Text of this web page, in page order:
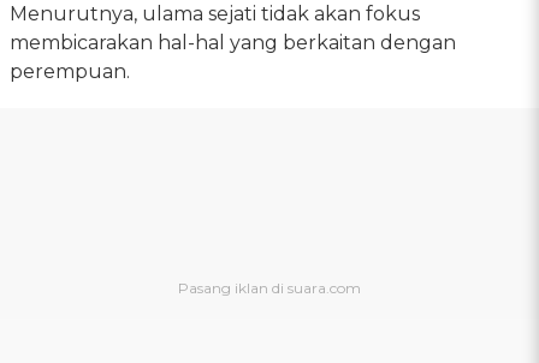
Menurutnya, ulama sejati tidak akan fokus
membicarakan hal-hal yang berkaitan dengan
perempuan.